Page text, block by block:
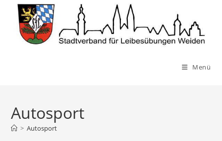
Inhalt
springen
Menü
Autosport
> Autosport